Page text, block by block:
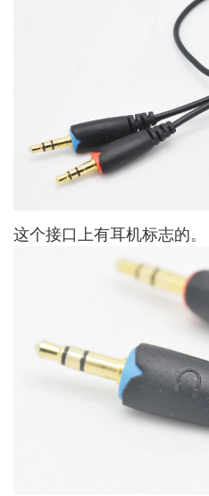
这个接口上有耳机标志的。